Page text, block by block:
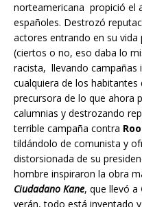
norteamericana propició el
españoles. Destrozó
actores entrando en su vida
(ciertos o no, eso daba lo
racista, llevando campañas
cualquiera de los habitantes
precursora de lo que ahora
calumnias y destrozando
terrible campaña contra
tildándolo de comunista y
distorsionada de su
hombre inspiraron la obra
Ciudadano Kane, que llevó a
verán, todo está inventado